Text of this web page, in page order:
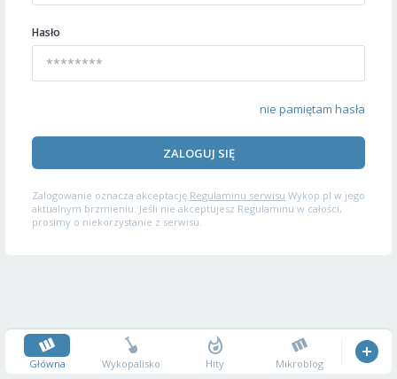
Hasło
nie pamiętam hasła
ZALOGUJ SIĘ
Zalogowanie oznacza akceptację Regulaminu serwisu Wykop.pl w jego
aktualnym brzmieniu. Jeśli nie akceptujesz Regulaminu w całości,
prosimy o niekorzystanie z serwisu.
Główna Wykopalisko Hity Mikroblog